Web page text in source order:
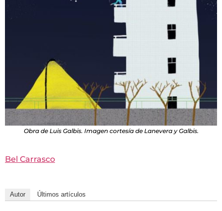
Obra de Luis Galbis. Imagen cortesía de Lanevera y Galbis.
Bel Carrasco
Autor Últimos artículos